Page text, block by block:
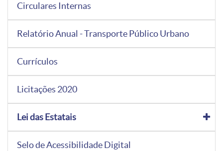
Circulares Internas
Relatório Anual - Transporte Público Urbano
Currículos
Licitações 2020
Lei das Estatais
Selo de Acessibilidade Digital